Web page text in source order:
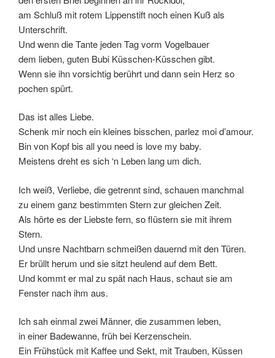
am Schluß mit rotem Lippenstift noch einen Kuß als
Unterschrift.
Und wenn die Tante jeden Tag vorm Vogelbauer
dem lieben, guten Bubi Küsschen-Küsschen gibt.
Wenn sie ihn vorsichtig berührt und dann sein Herz so
pochen spürt.
Das ist alles Liebe.
Schenk mir noch ein kleines bisschen, parlez moi d’amour.
Bin von Kopf bis all you need is love my baby.
Meistens dreht es sich ‘n Leben lang um dich.
Ich weiß, Verliebe, die getrennt sind, schauen manchmal
zu einem ganz bestimmten Stern zur gleichen Zeit.
Als hörte es der Liebste fern, so flüstern sie mit ihrem
Stern.
Und unsre Nachtbarn schmeißen dauernd mit den Türen.
Er brüllt herum und sie sitzt heulend auf dem Bett.
Und kommt er mal zu spät nach Haus, schaut sie am
Fenster nach ihm aus.
Ich sah einmal zwei Männer, die zusammen leben,
in einer Badewanne, früh bei Kerzenschein.
Ein Frühstück mit Kaffee und Sekt, mit Trauben, Küssen